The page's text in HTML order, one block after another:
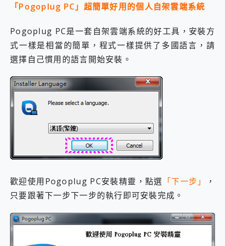
「Pogoplug PC」超簡單好用的個人自架雲端系統
Pogoplug PC是一套自架雲端系統的好工具，安裝方
式一樣是相當的簡單，程式一樣提供了多國語言，請
選擇自己慣用的語言開始安裝。
歡迎使用Pogoplug PC安裝精靈，點選 「下一步」
，
只要跟著下一步下一步的執行即可安裝完成。